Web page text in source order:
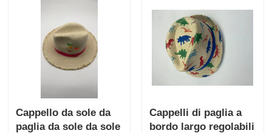
Cappello da sole da
paglia da sole da sole
Cappelli di paglia a
bordo largo regolabili